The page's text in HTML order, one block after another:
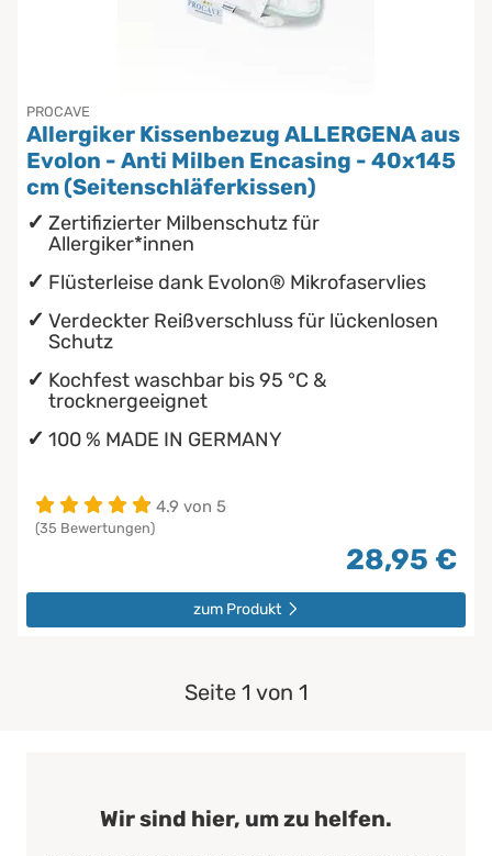
PROCAVE
Allergiker Kissenbezug ALLERGENA aus
Evolon - Anti Milben Encasing - 40x145
cm (Seitenschläferkissen)
Zertifizierter Milbenschutz für
Allergiker*innen
Flüsterleise dank Evolon® Mikrofaservlies
Verdeckter Reißverschluss für lückenlosen
Schutz
Kochfest waschbar bis 95 °C &
trocknergeeignet
100 % MADE IN GERMANY
4.9 von 5
(35 Bewertungen)
28,95 €
zum Produkt
Seite 1 von 1
Wir sind hier, um zu helfen.
Die besten Sommerbettdecken
Die richtige Matratze kaufen